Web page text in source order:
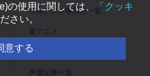
今期アニメ曜日別一覧
夏アニメ
冬アニメ
声優記事一覧
の使用に関しては、 「クッキ
さい。
意する